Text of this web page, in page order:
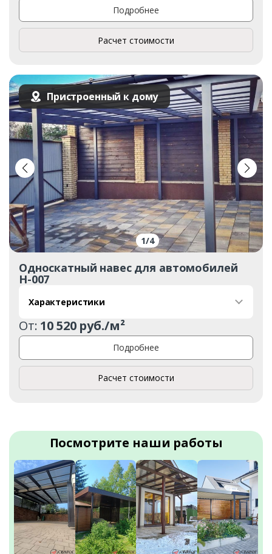
Посмотрите наши работы
Подробнее
Расчет стоимости
Пристроенный к дому
1/4
Односкатный навес для автомобилей
Н-007
Характеристики
От: 10 520 руб./м²
Подробнее
Расчет стоимости